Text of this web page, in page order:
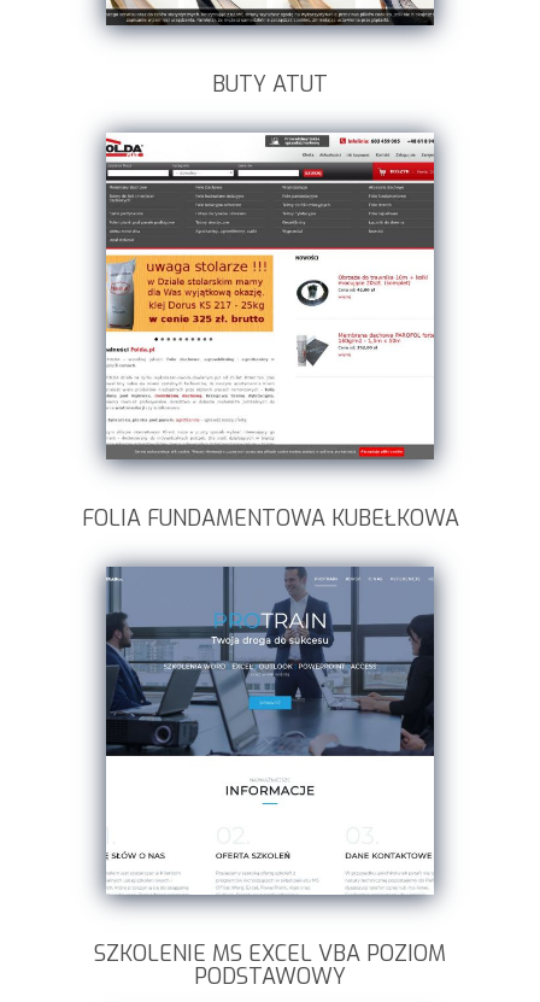
BUTY ATUT
FOLIA FUNDAMENTOWA KUBEŁKOWA
SZKOLENIE MS EXCEL VBA POZIOM
PODSTAWOWY